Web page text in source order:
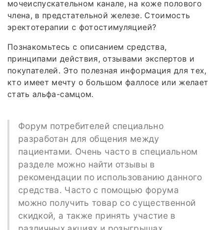
мочеиспускательном канале, на коже полового
члена, в предстательной железе. Стоимость
эректотерапии с фотостимуляцией?
Познакомьтесь с описанием средства,
принципами действия, отзывами экспертов и
покупателей. Это полезная информация для тех,
кто имеет мечту о большом фаллосе или желает
стать альфа-самцом.
Форум потребителей специально
разработан для общения между
пациентами. Очень часто в специальном
разделе можно найти отзывы в
рекомендации по использованию данного
средства. Часто с помощью форума
можно получить товар со существенной
скидкой, а также принять участие в